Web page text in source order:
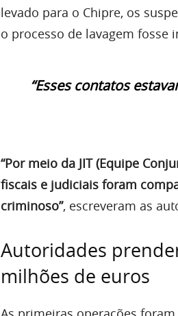
levado para o Chipre, os
o processo de lavagem fosse
“Esses contatos
“Por meio da JIT (Equipe
fiscais e judiciais foram
criminoso”, escreveram as
Autoridades
milhões de euros